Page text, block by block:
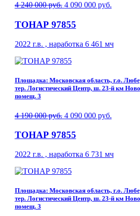
4 240 000 руб. 4 090 000 руб.
ТОНАР 97855
2022 г.в. , наработка 6 461 мч
Площадка: Московская область, г.о.
тер. Логистический Центр, ш. 23-й км
помещ. 3
4 190 000 руб. 4 090 000 руб.
ТОНАР 97855
2022 г.в. , наработка 6 731 мч
Площадка: Московская область, г.о.
тер. Логистический Центр, ш. 23-й км
помещ. 3